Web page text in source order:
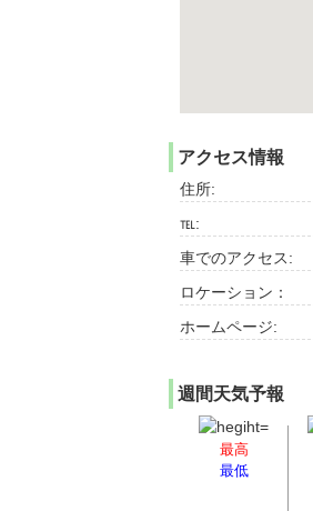
アクセス情報
住所:
℡:
車でのアクセス:
ロケーション：
ホームページ:
週間天気予報
最高
最低